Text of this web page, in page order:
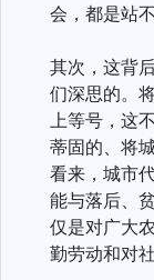
会，都是站
其次，这背
们深思的。
上等号，这
蒂固的、将
看来，城市
能与落后、
仅是对广大
勤劳动和对